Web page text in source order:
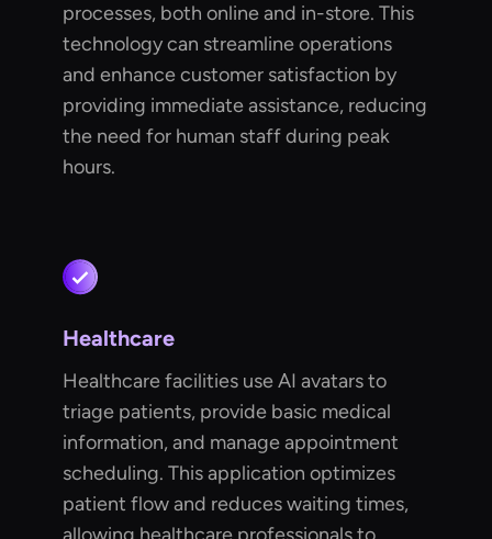
processes, both online and in-store. This
technology can streamline operations
and enhance customer satisfaction by
providing immediate assistance, reducing
the need for human staff during peak
hours.
Healthcare
Healthcare facilities use AI avatars to
triage patients, provide basic medical
information, and manage appointment
scheduling. This application optimizes
patient flow and reduces waiting times,